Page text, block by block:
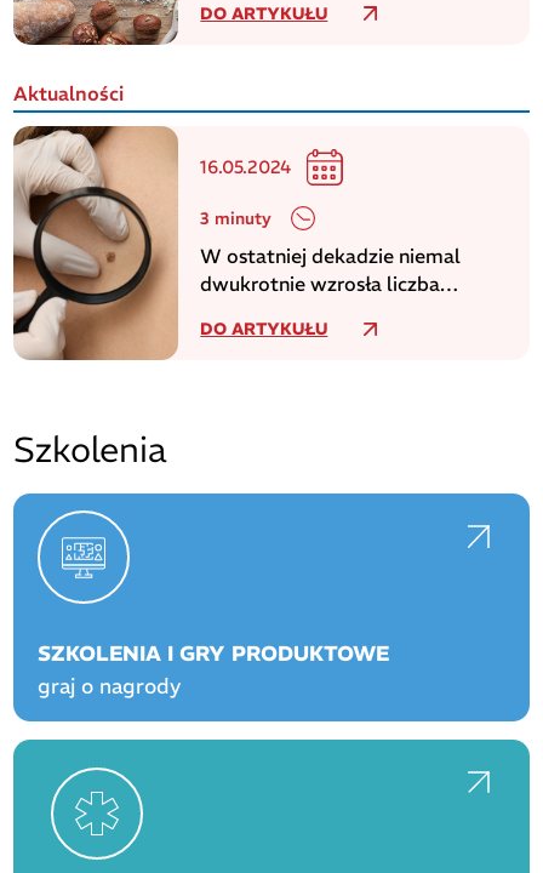
DO ARTYKUŁU
Aktualności
16.05.2024
3 minuty
W ostatniej dekadzie niemal
dwukrotnie wzrosła liczba
DO ARTYKUŁU
Szkolenia
SZKOLENIA I GRY PRODUKTOWE
graj o nagrody